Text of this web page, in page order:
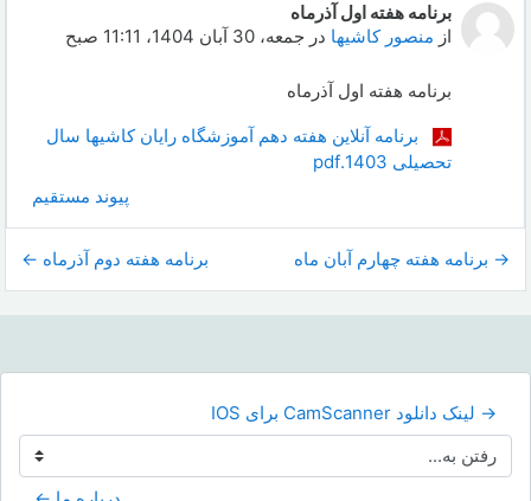
برنامه هفته اول آذرماه
از منصور کاشیها در جمعه، 30 آبان 1404، 11:11 صبح
Number of replies: 0
برنامه هفته اول آذرماه
برنامه آنلاین هفته دهم آموزشگاه رایان کاشیها سال
تحصیلی 1403.pdf
پیوند مستقیم
→ برنامه هفته چهارم آبان ماه برنامه هفته دوم آذرماه ←
→ لینک دانلود CamScanner برای IOS
رفتن به...